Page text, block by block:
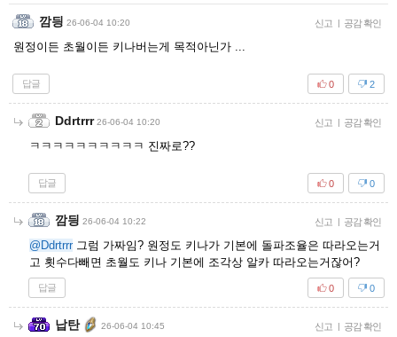
깜딍 26-06-04 10:20 신고 | 공감 확인
원정이든 초월이든 키나버는게 목적아닌가 ...
답글 2
0
Ddrtrrr 26-06-04 10:20 신고 | 공감 확인
ㅋㅋㅋㅋㅋㅋㅋㅋㅋㅋ 진짜로??
답글 0
0
깜딍 26-06-04 10:22 신고 | 공감 확인
@Ddrtrrr그럼 가짜임? 원정도 키나가 기본에 돌파조율은 따라오는거
고 횟수다빼면 초월도 키나 기본에 조각상 알카 따라오는거잖어?
답글 0
0
납탄 26-06-04 10:45 신고 | 공감 확인